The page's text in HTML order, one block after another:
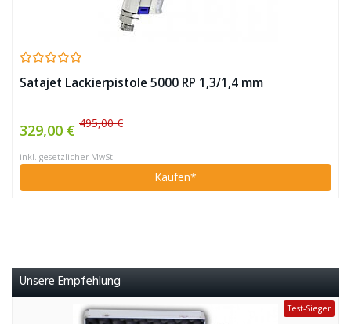
Satajet Lackierpistole 5000 RP 1,3/1,4 mm
329,00 € 495,00 €
inkl. gesetzlicher MwSt.
Kaufen*
Unsere Empfehlung
Test-Sieger